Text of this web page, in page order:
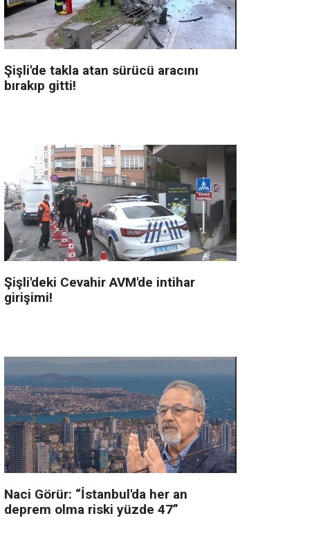
Şişli'de takla atan sürücü aracını
bırakıp gitti!
Şişli'deki Cevahir AVM'de intihar
girişimi!
Naci Görür: “İstanbul'da her an
deprem olma riski yüzde 47”